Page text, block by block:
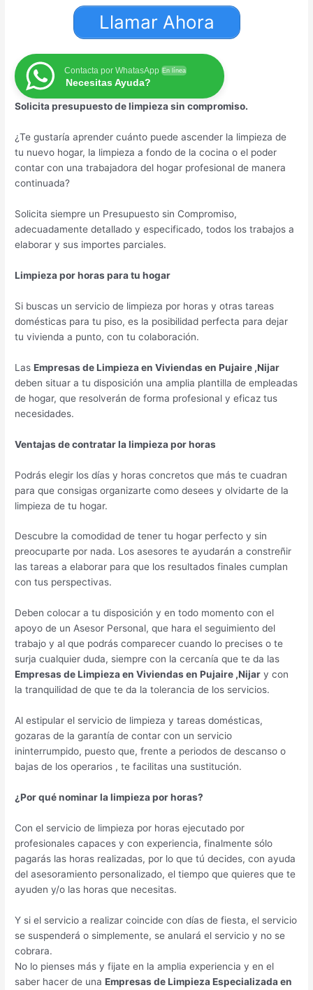
Llamar Ahora
Contacta por WhatasApp En línea
Necesitas Ayuda?
Solicita presupuesto de limpieza sin compromiso.
¿Te gustaría aprender cuánto puede ascender la limpieza de
tu nuevo hogar, la limpieza a fondo de la cocina o el poder
contar con una trabajadora del hogar profesional de manera
continuada?
Solicita siempre un Presupuesto sin Compromiso,
adecuadamente detallado y especificado, todos los trabajos a
elaborar y sus importes parciales.
Limpieza por horas para tu hogar
Si buscas un servicio de limpieza por horas y otras tareas
domésticas para tu piso, es la posibilidad perfecta para dejar
tu vivienda a punto, con tu colaboración.
LasEmpresas de Limpieza en Viviendas en Pujaire ,Nijar
deben situar a tu disposición una amplia plantilla de empleadas
de hogar, que resolverán de forma profesional y eficaz tus
necesidades.
Ventajas de contratar la limpieza por horas
Podrás elegir los días y horas concretos que más te cuadran
para que consigas organizarte como desees y olvidarte de la
limpieza de tu hogar.
Descubre la comodidad de tener tu hogar perfecto y sin
preocuparte por nada. Los asesores te ayudarán a constreñir
las tareas a elaborar para que los resultados finales cumplan
con tus perspectivas.
Deben colocar a tu disposición y en todo momento con el
apoyo de un Asesor Personal, que hara el seguimiento del
trabajo y al que podrás comparecer cuando lo precises o te
surja cualquier duda, siempre con la cercanía que te da las
Empresas de Limpieza en Viviendas en Pujaire ,Nijar y con
la tranquilidad de que te da la tolerancia de los servicios.
Al estipular el servicio de limpieza y tareas domésticas,
gozaras de la garantía de contar con un servicio
ininterrumpido, puesto que, frente a periodos de descanso o
bajas de los operarios , te facilitas una sustitución.
¿Por qué nominar la limpieza por horas?
Con el servicio de limpieza por horas ejecutado por
profesionales capaces y con experiencia, finalmente sólo
pagarás las horas realizadas, por lo que tú decides, con ayuda
del asesoramiento personalizado, el tiempo que quieres que te
ayuden y/o las horas que necesitas.
Y si el servicio a realizar coincide con días de fiesta, el servicio
se suspenderá o simplemente, se anulará el servicio y no se
cobrara.
No lo pienses más y fijate en la amplia experiencia y en el
saber hacer de unaEmpresas de Limpieza Especializada en